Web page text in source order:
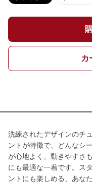
カ
洗練されたデザインのチ
ントが特徴で、どんなシ
が心地よく、動きやすさ
にも最適な一着です。ス
ントにも楽しめる、あな